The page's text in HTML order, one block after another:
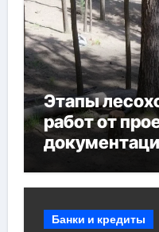
Этапы
работ от
Банки и кредиты